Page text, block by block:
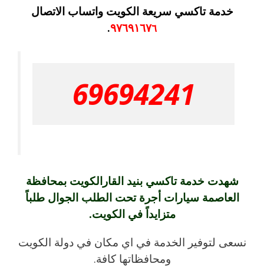
خدمة تاكسي سريعة الكويت واتساب الاتصال
٩٧٦٩١٦٧٦ .
69694241
شهدت خدمة تاكسي بنيد القارالكويت بمحافظة
العاصمة سيارات أجرة تحت الطلب الجوال طلباً
متزايداً في الكويت.
نسعى لتوفير الخدمة في اي مكان في دولة الكويت
ومحافظاتها كافة.